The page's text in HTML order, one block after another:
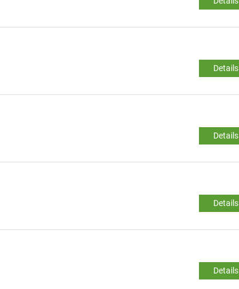
Details
Details
Details
Details